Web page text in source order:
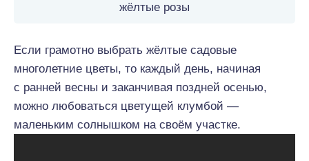
жёлтые розы
Если грамотно выбрать жёлтые садовые
многолетние цветы, то каждый день, начиная
с ранней весны и заканчивая поздней осенью,
можно любоваться цветущей клумбой —
маленьким солнышком на своём участке.